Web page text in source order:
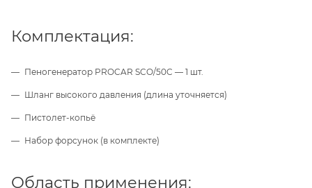
Комплектация:
Пеногенератор PROCAR SCO/50C — 1 шт.
Шланг высокого давления (длина уточняется)
Пистолет-копьё
Набор форсунок (в комплекте)
Область применения: